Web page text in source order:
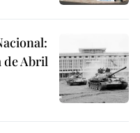
de Abril